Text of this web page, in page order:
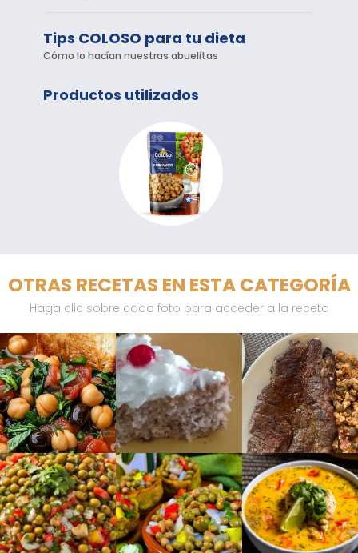
Tips COLOSO para tu dieta
Cómo lo hacían nuestras abuelitas
Productos utilizados
OTRAS RECETAS EN ESTA CATEGORÍA
Haga clic sobre cada foto para acceder a la receta